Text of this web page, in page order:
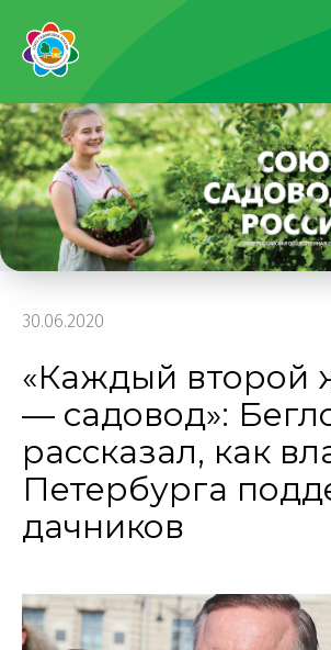
30.06.2020
«Каждый второй
— садовод»:
рассказал, как
Петербурга
дачников